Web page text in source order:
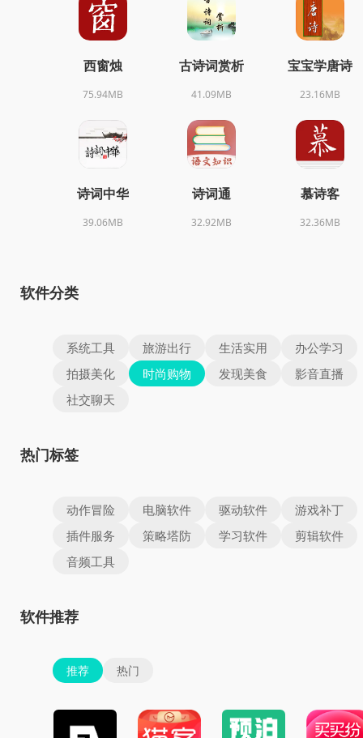
西窗烛
75.94MB
古诗词赏析
41.09MB
宝宝学唐诗
23.16MB
诗词中华
39.06MB
诗词通
32.92MB
慕诗客
32.36MB
软件分类
系统工具 旅游出行 生活实用
办公学习
拍摄美化
时尚购物 发现美食
影音直播
社交聊天
热门标签
动作冒险 电脑软件 驱动软件
游戏补丁
插件服务
策略塔防 学习软件
剪辑软件
音频工具
软件推荐
推荐 热门